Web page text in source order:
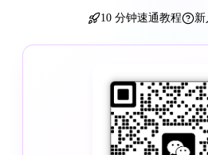
10 分钟速通教程 新